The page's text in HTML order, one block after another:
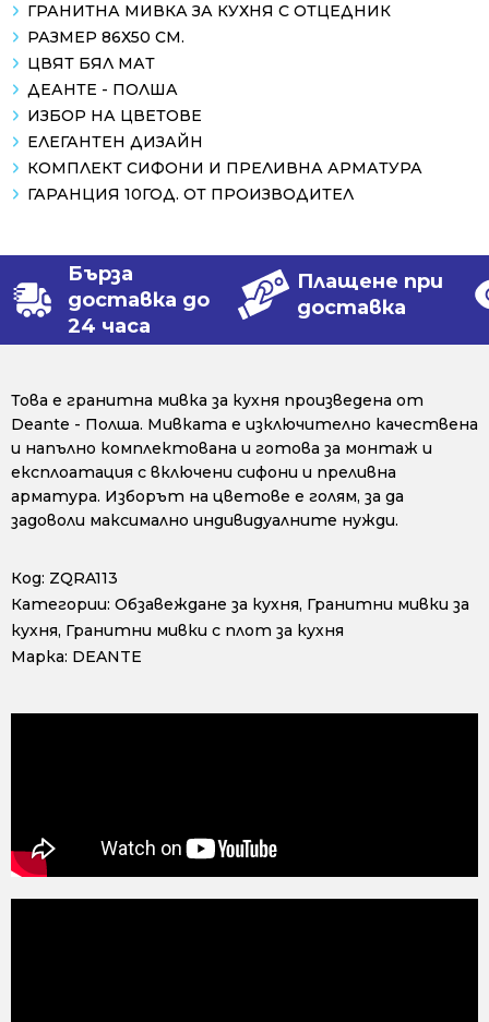
ГРАНИТНА МИВКА ЗА КУХНЯ С ОТЦЕДНИК
РАЗМЕР 86Х50 СМ.
ЦВЯТ БЯЛ МАТ
ДЕАНТЕ - ПОЛША
ИЗБОР НА ЦВЕТОВЕ
ЕЛЕГАНТЕН ДИЗАЙН
КОМПЛЕКТ СИФОНИ И ПРЕЛИВНА АРМАТУРА
ГАРАНЦИЯ 10ГОД. ОТ ПРОИЗВОДИТЕЛ
Бърза
доставка до
24 часа
Плащене при
доставка
Това е гранитна мивка за кухня произведена от
Deante - Полша. Мивката е изключително качествена
и напълно комплектована и готова за монтаж и
експлоатация с включени сифони и преливна
арматура. Изборът на цветове е голям, за да
задоволи максимално индивидуалните нужди.
Код: ZQRA113
Категории: Обзавеждане за кухня, Гранитни мивки за
кухня, Гранитни мивки с плот за кухня
Марка: DEANTE